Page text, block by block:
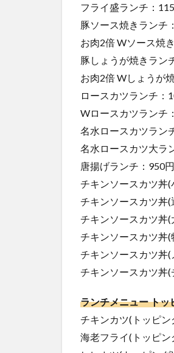
フライ盛ランチ：
豚ソース焼きランチ
お肉2倍 Wソース焼
豚しょうが焼きラン
お肉2倍 Wしょうが
ロースカツランチ：
Wロースカツランチ
名水ロースカツラン
名水ロースカツ大ラ
唐揚げランチ：950
チキンソースカツ丼
チキンソースカツ丼
チキンソースカツ丼
チキンソースカツ丼
チキンソースカツ丼
チキンソースカツ丼
ランチメニュー トッ
チキンカツ(トッピン
海老フライ(トッピン